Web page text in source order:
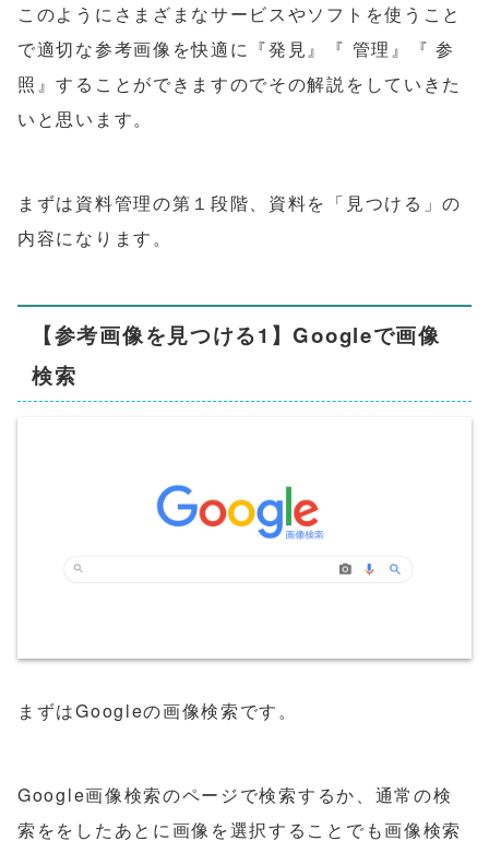
このようにさまざまなサービスやソフトを使うこと
で適切な参考画像を快適に『発見』『 管理』『 参
照』することができますのでその解説をしていきた
いと思います。
まずは資料管理の第１段階、資料を「見つける」の
内容になります。
【参考画像を見つける1】Googleで画像
検索
まずはGoogleの画像検索です。
Google画像検索のページで検索するか、通常の検
索ををしたあとに画像を選択することでも画像検索